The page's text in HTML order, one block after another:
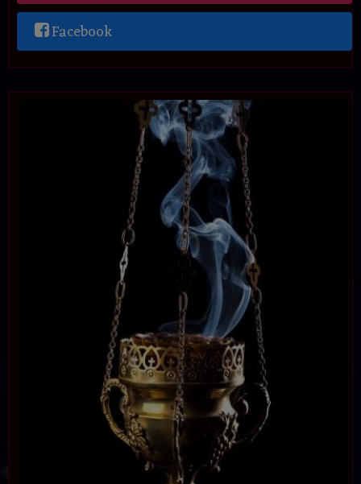
Facebook